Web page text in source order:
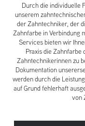
Durch die individuelle
unserem
der Zahntechniker, der
Zahnfarbe in Verbindung
Services bieten wir
Praxis die
Zahntechnikerinnen zu
Dokumentation
werden durch die
auf Grund fehlerhaft
von